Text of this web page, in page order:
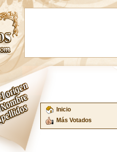
Inicio
Más Votados